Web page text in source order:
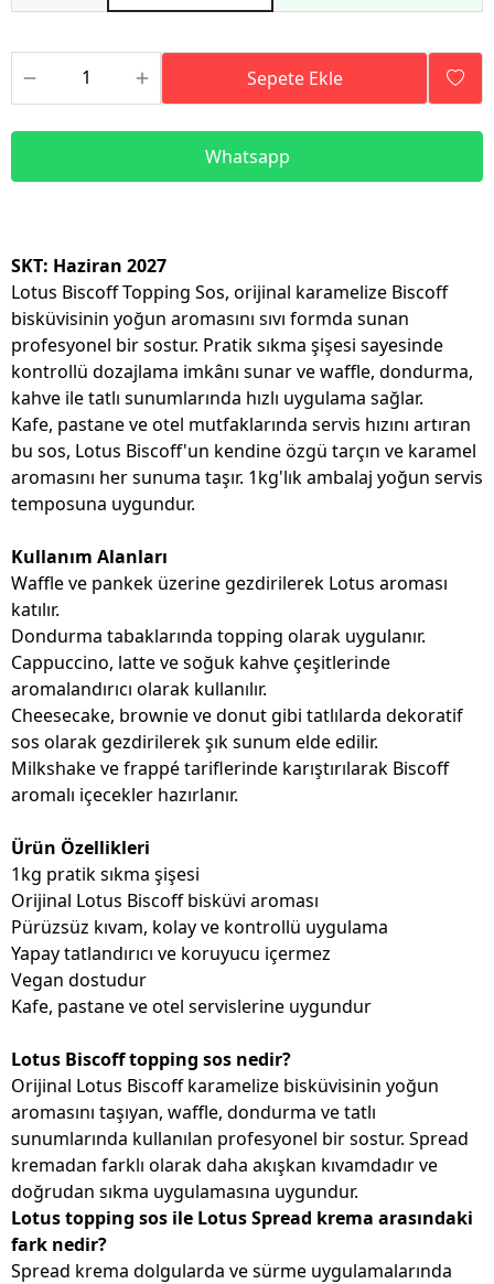
Sepete Ekle
Whatsapp
SKT: Haziran 2027
Lotus Biscoff Topping Sos, orijinal karamelize Biscoff
bisküvisinin yoğun aromasını sıvı formda sunan
profesyonel bir sostur. Pratik sıkma şişesi sayesinde
kontrollü dozajlama imkânı sunar ve waffle, dondurma,
kahve ile tatlı sunumlarında hızlı uygulama sağlar.
Kafe, pastane ve otel mutfaklarında servis hızını artıran
bu sos, Lotus Biscoff'un kendine özgü tarçın ve karamel
aromasını her sunuma taşır. 1kg'lık ambalaj yoğun servis
temposuna uygundur.
Kullanım Alanları
Waffle ve pankek üzerine gezdirilerek Lotus aroması
katılır.
Dondurma tabaklarında topping olarak uygulanır.
Cappuccino, latte ve soğuk kahve çeşitlerinde
aromalandırıcı olarak kullanılır.
Cheesecake, brownie ve donut gibi tatlılarda dekoratif
sos olarak gezdirilerek şık sunum elde edilir.
Milkshake ve frappé tariflerinde karıştırılarak Biscoff
aromalı içecekler hazırlanır.
Ürün Özellikleri
1kg pratik sıkma şişesi
Orijinal Lotus Biscoff bisküvi aroması
Pürüzsüz kıvam, kolay ve kontrollü uygulama
Yapay tatlandırıcı ve koruyucu içermez
Vegan dostudur
Kafe, pastane ve otel servislerine uygundur
Lotus Biscoff topping sos nedir?
Orijinal Lotus Biscoff karamelize bisküvisinin yoğun
aromasını taşıyan, waffle, dondurma ve tatlı
sunumlarında kullanılan profesyonel bir sostur. Spread
kremadan farklı olarak daha akışkan kıvamdadır ve
doğrudan sıkma uygulamasına uygundur.
Lotus topping sos ile Lotus Spread krema arasındaki
fark nedir?
Spread krema dolgularda ve sürme uygulamalarında